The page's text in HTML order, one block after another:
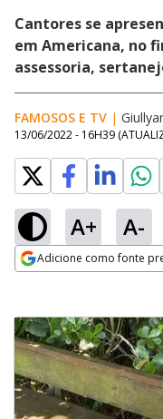
Cantores se
em Americana, no
assessoria,
FAMOSOS E TV |
13/06/2022 - 16H39
A+ A-
Adicione como fonte